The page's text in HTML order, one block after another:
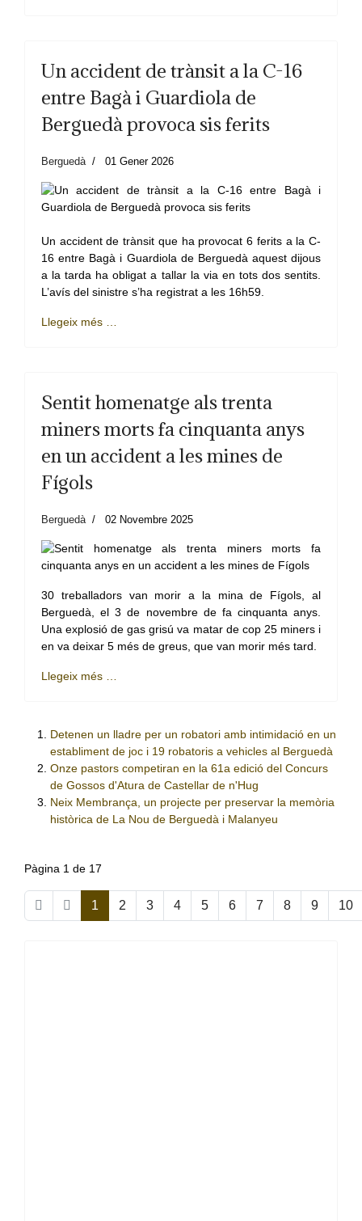
Un accident de trànsit a la C-16
entre Bagà i Guardiola de
Berguedà provoca sis ferits
Berguedà 01 Gener 2026
Un accident de trànsit que ha provocat 6 ferits a la C-
16 entre Bagà i Guardiola de Berguedà aquest dijous
a la tarda ha obligat a tallar la via en tots dos sentits.
L’avís del sinistre s’ha registrat a les 16h59.
Llegeix més …
Sentit homenatge als trenta
miners morts fa cinquanta anys
en un accident a les mines de
Fígols
Berguedà 02 Novembre 2025
30 treballadors van morir a la mina de Fígols, al
Berguedà, el 3 de novembre de fa cinquanta anys.
Una explosió de gas grisú va matar de cop 25 miners i
en va deixar 5 més de greus, que van morir més tard.
Llegeix més …
Detenen un lladre per un robatori amb intimidació en un
establiment de joc i 19 robatoris a vehicles al Berguedà
Onze pastors competiran en la 61a edició del Concurs
de Gossos d'Atura de Castellar de n'Hug
Neix Membrança, un projecte per preservar la memòria
històrica de La Nou de Berguedà i Malanyeu
Pàgina 1 de 17
1 2 3 4 5 6 7 8 9 10